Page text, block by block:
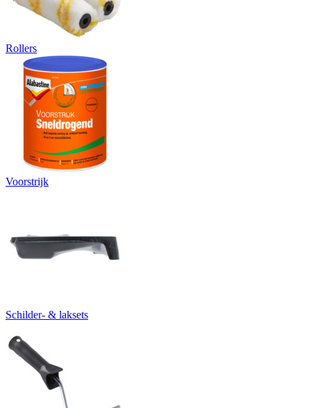
Rollers
Voorstrijk
Schilder- & laksets